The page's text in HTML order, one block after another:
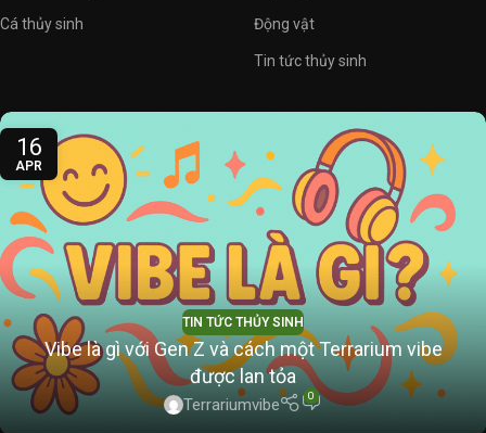
Cá thủy sinh Động vật
Tin tức thủy sinh
16
APR
TIN TỨC THỦY SINH
Vibe là gì với Gen Z và cách một Terrarium vibe
được lan tỏa
Terrariumvibe 0